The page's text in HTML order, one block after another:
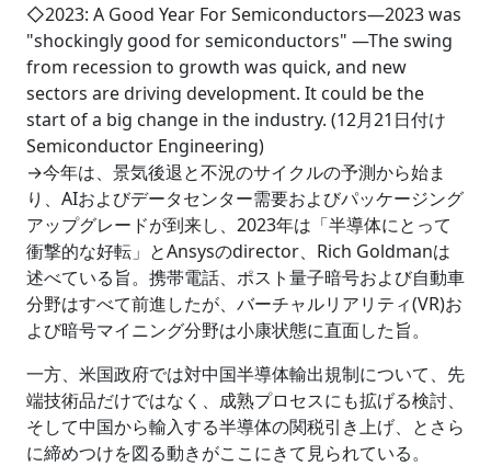
◇2023: A Good Year For Semiconductors―2023 was
"shockingly good for semiconductors" ―The swing
from recession to growth was quick, and new
sectors are driving development. It could be the
start of a big change in the industry. (12月21日付け
Semiconductor Engineering)
→今年は、景気後退と不況のサイクルの予測から始ま
り、AIおよびデータセンター需要およびパッケージング
アップグレードが到来し、2023年は「半導体にとって
衝撃的な好転」とAnsysのdirector、Rich Goldmanは
述べている旨。携帯電話、ポスト量子暗号および自動車
分野はすべて前進したが、バーチャルリアリティ(VR)お
よび暗号マイニング分野は小康状態に直面した旨。
一方、米国政府では対中国半導体輸出規制について、先
端技術品だけではなく、成熟プロセスにも拡げる検討、
そして中国から輸入する半導体の関税引き上げ、とさら
に締めつけを図る動きがここにきて見られている。